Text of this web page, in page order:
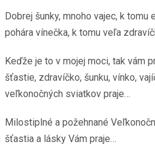
Dobrej šunky, mnoho vajec, k tomu
pohára vínečka, k tomu veľa
Keďže je to v mojej moci, tak vám
šťastie, zdravíčko, šunku, vínko,
veľkonočných sviatkov praje…
Milostiplné a požehnané
šťastia a lásky Vám praje…